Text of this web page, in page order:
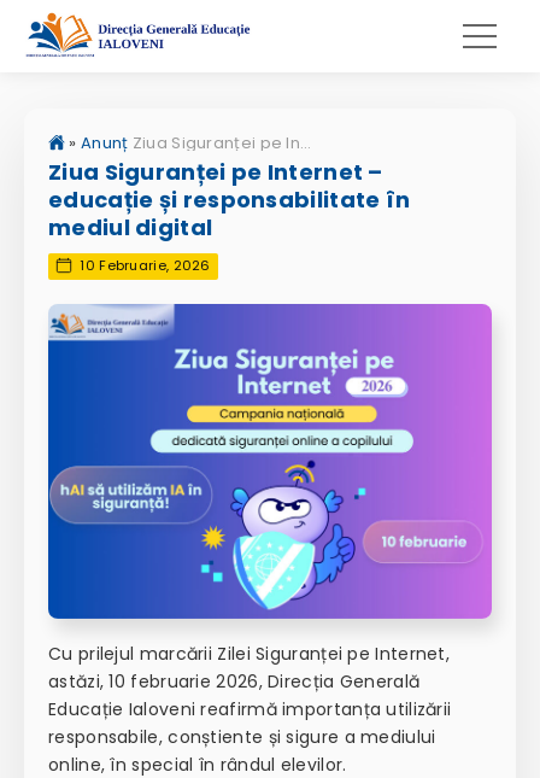
» Anunț Ziua Siguranței pe Internet – educație și responsabilitate în mediul digital
Ziua Siguranței pe Internet –
educație și responsabilitate în
mediul digital
10 Februarie, 2026
Cu prilejul marcării Zilei Siguranței pe Internet,
astăzi, 10 februarie 2026, Direcția Generală
Educație Ialoveni reafirmă importanța utilizării
responsabile, conștiente și sigure a mediului
online, în special în rândul elevilor.